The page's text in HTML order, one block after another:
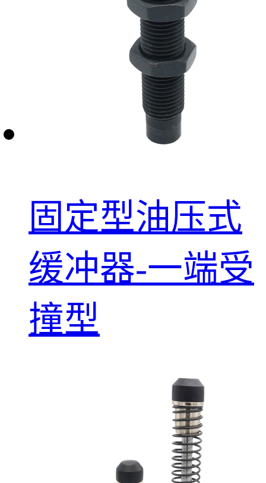
固定型油压式
缓冲器-一端受
撞型